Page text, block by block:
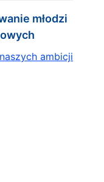
młodzi
ambicji